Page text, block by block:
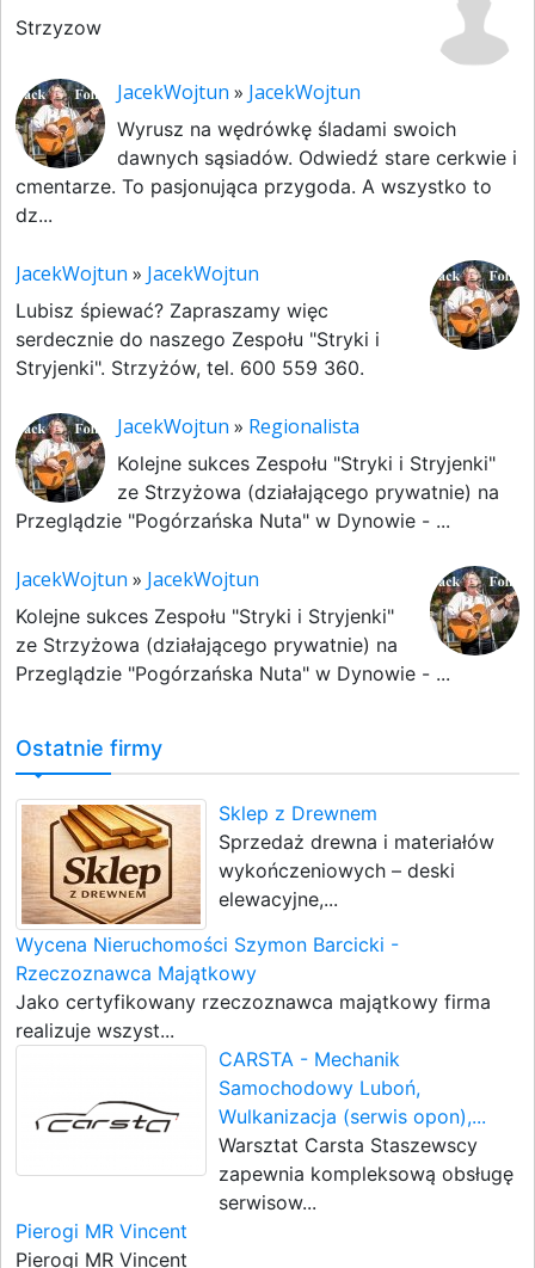
Strzyzow
JacekWojtun » JacekWojtun
Wyrusz na wędrówkę śladami swoich
dawnych sąsiadów. Odwiedź stare cerkwie i
cmentarze. To pasjonująca przygoda. A wszystko to
dz...
JacekWojtun » JacekWojtun
Lubisz śpiewać? Zapraszamy więc
serdecznie do naszego Zespołu "Stryki i
Stryjenki". Strzyżów, tel. 600 559 360.
JacekWojtun » Regionalista
Kolejne sukces Zespołu "Stryki i Stryjenki"
ze Strzyżowa (działającego prywatnie) na
Przeglądzie "Pogórzańska Nuta" w Dynowie - ...
JacekWojtun » JacekWojtun
Kolejne sukces Zespołu "Stryki i Stryjenki"
ze Strzyżowa (działającego prywatnie) na
Przeglądzie "Pogórzańska Nuta" w Dynowie - ...
Ostatnie firmy
Sklep z Drewnem
Sprzedaż drewna i materiałów
wykończeniowych – deski
elewacyjne,...
Wycena Nieruchomości Szymon Barcicki -
Rzeczoznawca Majątkowy
Jako certyfikowany rzeczoznawca majątkowy firma
realizuje wszyst...
CARSTA - Mechanik
Samochodowy Luboń,
Wulkanizacja (serwis opon),...
Warsztat Carsta Staszewscy
zapewnia kompleksową obsługę
serwisow...
Pierogi MR Vincent
Pierogi MR Vincent